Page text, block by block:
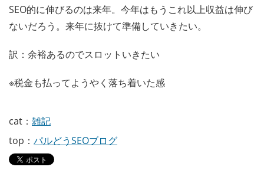
SEO的に伸びるのは来年。今年はもうこれ以上収益は伸び
ないだろう。来年に抜けて準備していきたい。
訳：余裕あるのでスロットいきたい
※税金も払ってようやく落ち着いた感
cat： 雑記
top： パルどうSEOブログ